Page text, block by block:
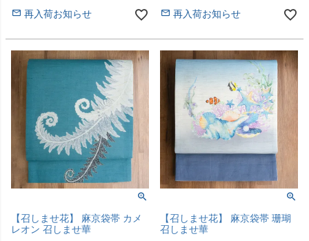
再入荷お知らせ 再入荷お知らせ
【召しませ花】 麻京袋帯 カメ
レオン 召しませ華
【召しませ花】 麻京袋帯 珊瑚
召しませ華